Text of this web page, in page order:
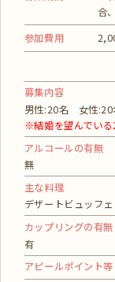
合
参加費用
募集内容
男性:20名 女性:20
※結婚を望んでい
アルコールの有無
無
主な料理
デザートビュッフェ
カップリングの有無
有
アピールポイント等